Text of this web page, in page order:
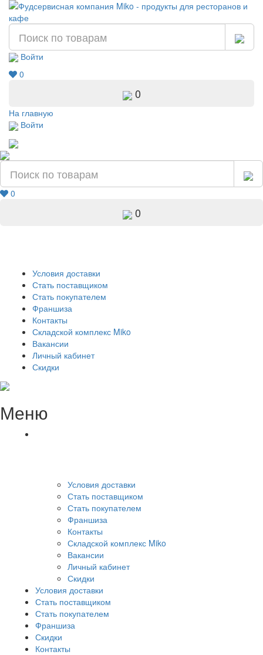
Войти
0
0
На главную
Войти
0
0
Условия доставки
Стать поставщиком
Стать покупателем
Франшиза
Контакты
Складской комплекс Miko
Вакансии
Личный кабинет
Скидки
Меню
Условия доставки
Стать поставщиком
Стать покупателем
Франшиза
Контакты
Складской комплекс Miko
Вакансии
Личный кабинет
Скидки
Условия доставки
Стать поставщиком
Стать покупателем
Франшиза
Скидки
Контакты